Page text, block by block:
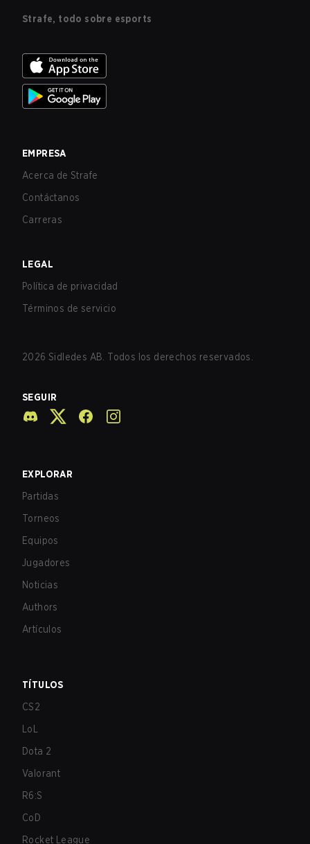
Strafe, todo sobre esports
EMPRESA
Acerca de Strafe
Contáctanos
Carreras
LEGAL
Política de privacidad
Términos de servicio
2026 Sidledes AB. Todos los derechos reservados.
SEGUIR
EXPLORAR
Partidas
Torneos
Equipos
Jugadores
Noticias
Authors
Artículos
TÍTULOS
CS2
LoL
Dota 2
Valorant
R6:S
CoD
Rocket League